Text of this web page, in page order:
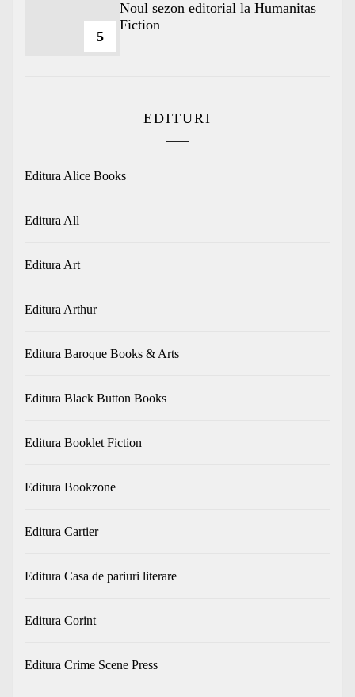
5
​Noul sezon editorial la Humanitas
Fiction
EDITURI
Editura Alice Books
Editura All
Editura Art
Editura Arthur
Editura Baroque Books & Arts
Editura Black Button Books
Editura Booklet Fiction
Editura Bookzone
Editura Cartier
Editura Casa de pariuri literare
Editura Corint
Editura Crime Scene Press